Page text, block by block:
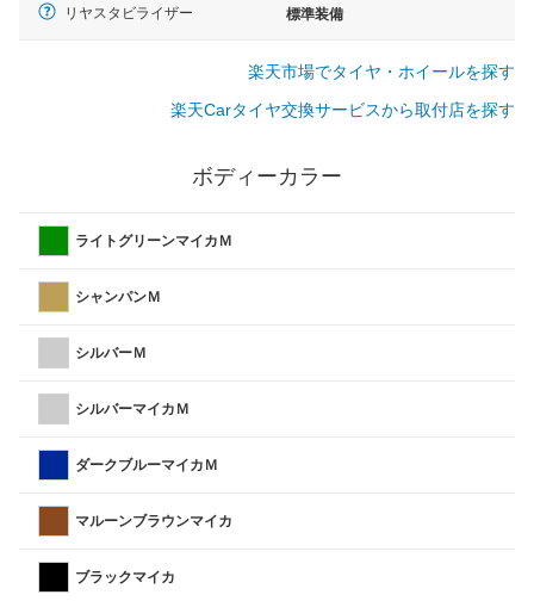
リヤスタビライザー 標準装備
楽天市場でタイヤ・ホイールを探す
楽天Carタイヤ交換サービスから取付店を探す
ボディーカラー
ライトグリーンマイカＭ
シャンパンＭ
シルバーＭ
シルバーマイカＭ
ダークブルーマイカＭ
マルーンブラウンマイカ
ブラックマイカ